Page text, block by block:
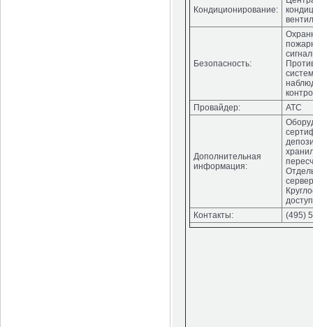
Кондиционирование:
Безопасность:
Провайдер:
АТС
Дополнительная
информация:
Контакты:
(495)